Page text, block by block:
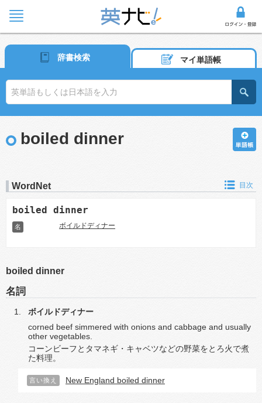
辞書検索 マイ単語帳
boiled dinner
WordNet 目次
boiled dinner
名 ボイルドディナー
boiled dinner
名詞
ボイルドディナー
corned beef simmered with onions and cabbage and usually
other vegetables.
コーンビーフとタマネギ・キャベツなどの野菜をとろ火で煮
た料理。
言い換え New England boiled dinner